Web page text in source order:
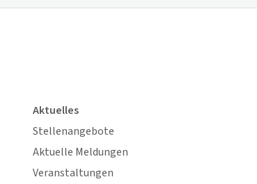
Aktuelles
Stellenangebote
Aktuelle Meldungen
Veranstaltungen